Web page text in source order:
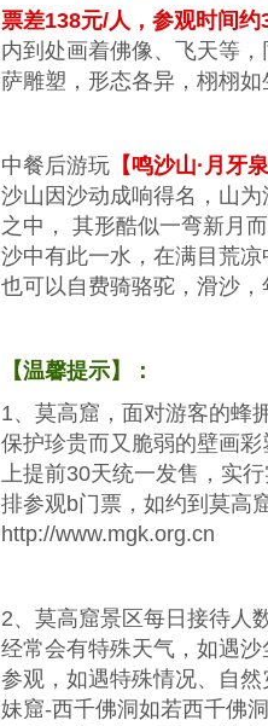
票差138元/人，参观时间约
内到处画着佛像、飞天等
萨雕塑，形态各异，栩栩如
中餐后游玩 【鸣沙山·月牙
沙山因沙动成响得名，山
之中， 其形酷似一弯新月
沙中有此一水，在满目荒
也可以自费骑骆驼，滑沙
【温馨提示】：
1、莫高窟，面对游客的蜂
保护珍贵而又脆弱的壁画
上提前30天统一发售，实
排参观b门票，如约到莫高
http://www.mgk.org.cn
2、莫高窟景区每日接待人
经常会有特殊天气，如遇
参观，如遇特殊情况、自
妹窟-西千佛洞如若西千佛